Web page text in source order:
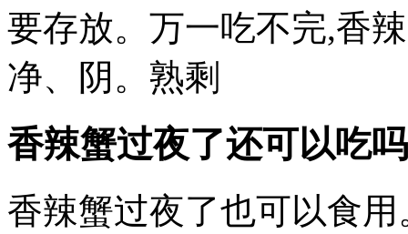
要存放。万一吃不完,香
净、阴。熟剩
香辣蟹过夜了还可以吃
香辣蟹过夜了也可以食